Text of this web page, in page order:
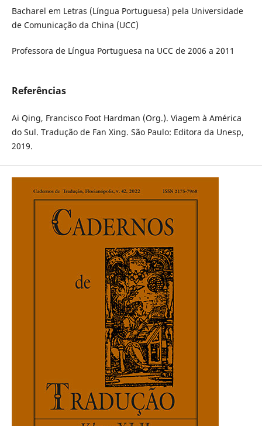
Bacharel em Letras (Língua Portuguesa) pela Universidade
de Comunicação da China (UCC)
Professora de Língua Portuguesa na UCC de 2006 a 2011
Referências
Ai Qing, Francisco Foot Hardman (Org.). Viagem à América
do Sul. Tradução de Fan Xing. São Paulo: Editora da Unesp,
2019.